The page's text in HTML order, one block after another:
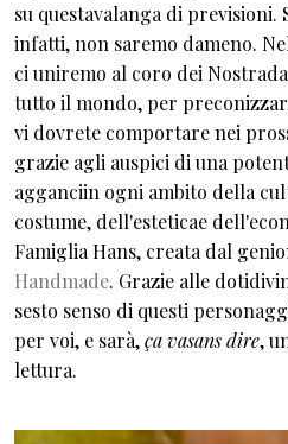
su questavalanga di previsioni.
infatti, non saremo dameno.
ci uniremo al coro dei
tutto il mondo, per
vi dovrete comportare nei
grazie agli auspici di una
agganciin ogni ambito della
costume, dell'esteticae
Famiglia Hans, creata dal
Handmade. Grazie alle
sesto senso di questi
per voi, e sarà,ça vasans dire,
lettura.